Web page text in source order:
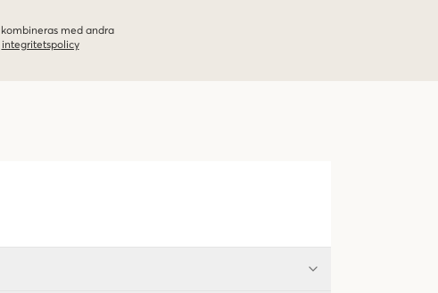
med andra
integritetspolicy